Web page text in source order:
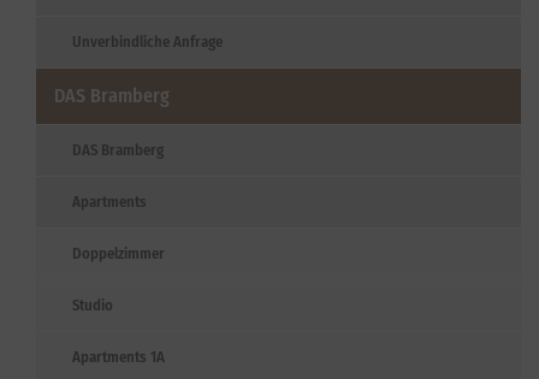
Unverbindliche Anfrage
DAS Bramberg
DAS Bramberg
Apartments
Doppelzimmer
Studio
Apartments 1A